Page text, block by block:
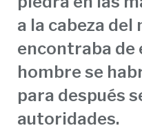
a la cabeza del
encontraba de
hombre se
para después
autoridades.